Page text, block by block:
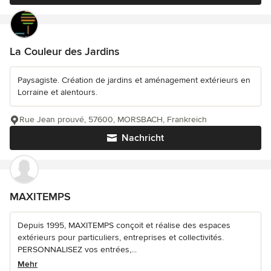
La Couleur des Jardins
Paysagiste. Création de jardins et aménagement extérieurs en
Lorraine et alentours.
Nachricht
Rue Jean prouvé, 57600, MORSBACH, Frankreich
MAXITEMPS
Depuis 1995, MAXITEMPS conçoit et réalise des espaces
extérieurs pour particuliers, entreprises et collectivités.
PERSONNALISEZ vos entrées,...
Mehr